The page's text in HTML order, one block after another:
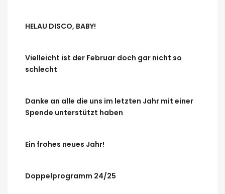
HELAU DISCO, BABY!
Vielleicht ist der Februar doch gar nicht so
schlecht
Danke an alle die uns im letzten Jahr mit einer
Spende unterstützt haben
Ein frohes neues Jahr!
Doppelprogramm 24/25